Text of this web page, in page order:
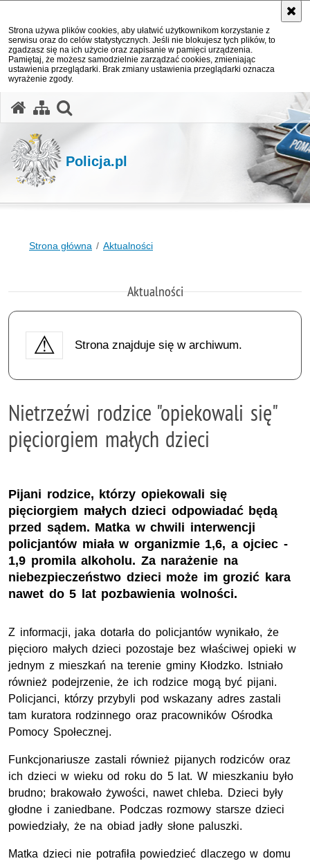
Strona używa plików cookies, aby ułatwić użytkownikom korzystanie z
serwisu oraz do celów statystycznych. Jeśli nie blokujesz tych plików, to
zgadzasz się na ich użycie oraz zapisanie w pamięci urządzenia.
Pamiętaj, że możesz samodzielnie zarządzać cookies, zmieniając
ustawienia przeglądarki. Brak zmiany ustawienia przeglądarki oznacza
wyrażenie zgody.
Policja.pl
Strona główna Aktualności
Aktualności
Strona znajduje się w archiwum.
Nietrzeźwi rodzice "opiekowali się"
pięciorgiem małych dzieci
Pijani rodzice, którzy opiekowali się
pięciorgiem małych dzieci odpowiadać będą
przed sądem. Matka w chwili interwencji
policjantów miała w organizmie 1,6, a ojciec -
1,9 promila alkoholu. Za narażenie na
niebezpieczeństwo dzieci może im grozić kara
nawet do 5 lat pozbawienia wolności.
Z informacji, jaka dotarła do policjantów wynikało, że
pięcioro małych dzieci pozostaje bez właściwej opieki w
jednym z mieszkań na terenie gminy Kłodzko. Istniało
również podejrzenie, że ich rodzice mogą być pijani.
Policjanci, którzy przybyli pod wskazany adres zastali
tam kuratora rodzinnego oraz pracowników Ośrodka
Pomocy Społecznej.
Funkcjonariusze zastali również pijanych rodziców oraz
ich dzieci w wieku od roku do 5 lat. W mieszkaniu było
brudno; brakowało żywości, nawet chleba. Dzieci były
głodne i zaniedbane. Podczas rozmowy starsze dzieci
powiedziały, że na obiad jadły słone paluszki.
Matka dzieci nie potrafiła powiedzieć dlaczego w domu